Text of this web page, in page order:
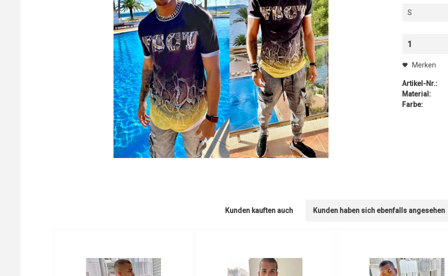
S
1
Merken
Artikel-Nr.:
Material:
Farbe:
Kunden kauften auch Kunden haben sich ebenfalls angesehen